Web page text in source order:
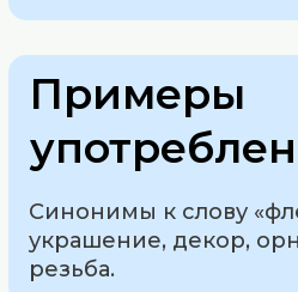
Примеры
Синонимы к слову
украшение, декор,
резьба.